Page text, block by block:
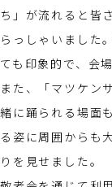
ち」が流れると皆
らっしゃいました
ても印象的で、会
また、「マツケン
緒に踊られる場面
る姿に周囲からも
りを見せました。